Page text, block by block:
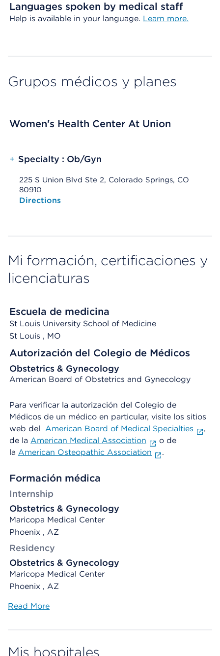
Languages spoken by medical staff
Help is available in your language. Learn more.
Grupos médicos y planes
Women's Health Center At Union
+ Specialty : Ob/Gyn
225 S Union Blvd Ste 2, Colorado Springs, CO
80910
Opens native map application on mobile devices
Directions
Mi formación, certificaciones y
licenciaturas
Escuela de medicina
St Louis University School of Medicine
St Louis , MO
Autorización del Colegio de Médicos
Obstetrics & Gynecology
American Board of Obstetrics and Gynecology
Para verificar la autorización del Colegio de
Médicos de un médico en particular, visite los sitios
web del American Board of Medical Specialties
,
de la American Medical Association
o de
la American Osteopathic Association .
Formación médica
Internship
Obstetrics & Gynecology
Maricopa Medical Center
Phoenix , AZ
Residency
Obstetrics & Gynecology
Maricopa Medical Center
Phoenix , AZ
Read More
Mis hospitales